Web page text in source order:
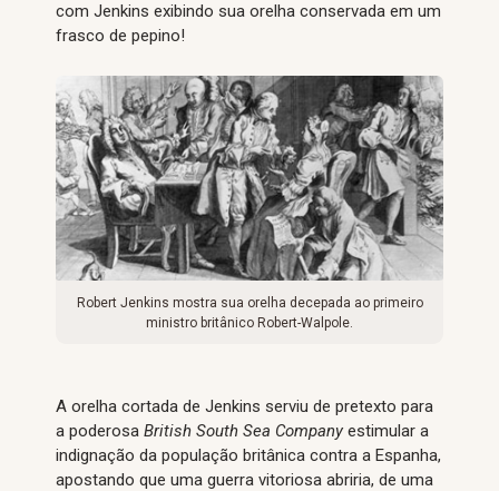
com Jenkins exibindo sua orelha conservada em um
frasco de pepino!
Robert Jenkins mostra sua orelha decepada ao primeiro
ministro britânico Robert-Walpole.
A orelha cortada de Jenkins serviu de pretexto para
a poderosa British South Sea Companyestimular a
indignação da população britânica contra a Espanha,
apostando que uma guerra vitoriosa abriria, de uma